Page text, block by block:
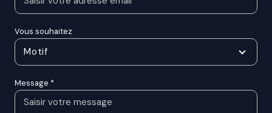
Vous souhaitez
Motif
Message *